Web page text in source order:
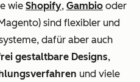
wie Shopify, Gambio oder
sind flexibler und
dafür aber auch
gestaltbare Designs,
und viele